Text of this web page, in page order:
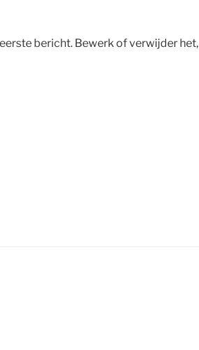
bericht. Bewerk of verwijder het,